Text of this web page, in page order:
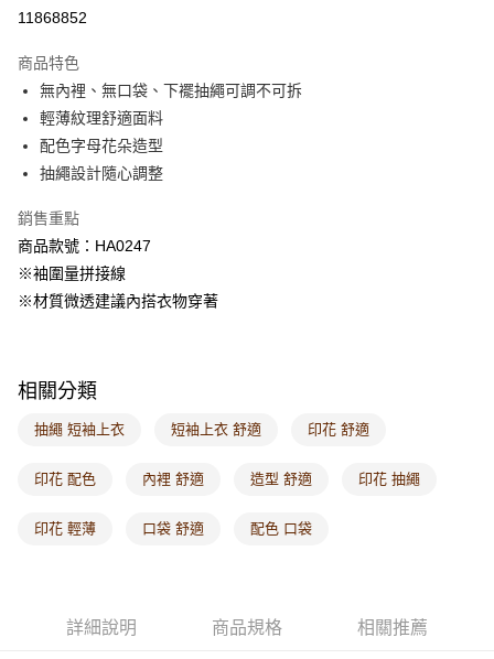
萊爾富取貨付款
付款後萊爾富取貨
每筆NT$60，滿NT$1,000(含以上)免運費
7-11取貨付款
每筆NT$60，滿NT$1,000(含以上)免運費
付款後7-11取貨
每筆NT$60，滿NT$1,000(含以上)免運費
宅配
每筆NT$60，滿NT$1,000(含以上)免運費
海外配送-港/澳/新/馬/泰國專屬
海外配送-其他亞洲地區 查看運費
11868852
商品特色
無內裡、無口袋、下襬抽繩可調不可拆
輕薄紋理舒適面料
配色字母花朵造型
抽繩設計隨心調整
銷售重點
商品款號：HA0247
※袖圍量拼接線
※材質微透建議內搭衣物穿著
相關分類
抽繩 短袖上衣 短袖上衣 舒適 印花 舒適
印花 配色 內裡 舒適 造型 舒適 印花 抽繩
印花 輕薄 口袋 舒適 配色 口袋
詳細說明 商品規格 相關推薦